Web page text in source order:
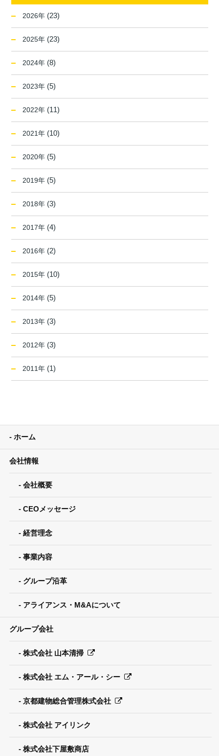
2026年 (23)
2025年 (23)
2024年 (8)
2023年 (5)
2022年 (11)
2021年 (10)
2020年 (5)
2019年 (5)
2018年 (3)
2017年 (4)
2016年 (2)
2015年 (10)
2014年 (5)
2013年 (3)
2012年 (3)
2011年 (1)
ホーム
会社情報
会社概要
CEOメッセージ
経営理念
事業内容
グループ沿革
アライアンス・M&Aについて
グループ会社
株式会社 山本清掃
株式会社 エム・アール・シー
京都建物総合管理株式会社
株式会社 アイリンク
株式会社下屋敷商店